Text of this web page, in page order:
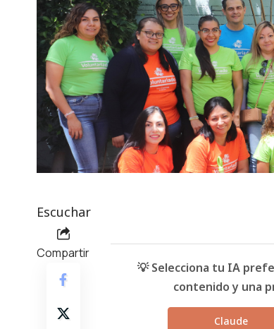
Escuchar
Compartir
💡 Selecciona tu IA
contenido y una
Claude